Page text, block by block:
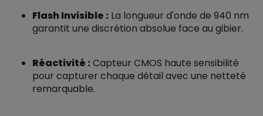
Flash Invisible : La longueur d'onde de 940 nm
garantit une discrétion absolue face au gibier.
Réactivité : Capteur CMOS haute sensibilité
pour capturer chaque détail avec une netteté
remarquable.